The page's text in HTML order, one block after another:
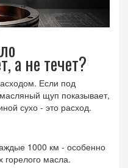
а не течет?
Если под
щуп показывает,
сухо - это расход.
1000 км - особенно
горелого масла.